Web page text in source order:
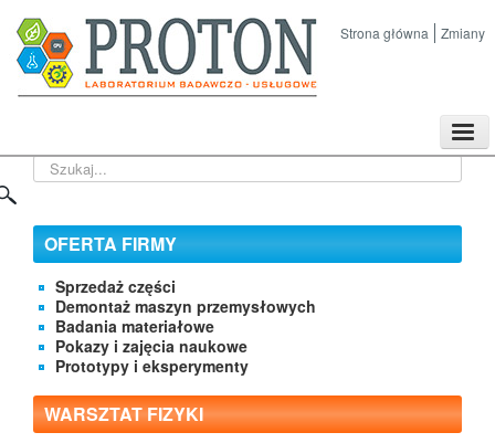
Strona główna Zmiany
Kontakt
Szukaj...
OFERTA FIRMY
Sprzedaż części
Demontaż maszyn przemysłowych
Badania materiałowe
Pokazy i zajęcia naukowe
Prototypy i eksperymenty
WARSZTAT FIZYKI